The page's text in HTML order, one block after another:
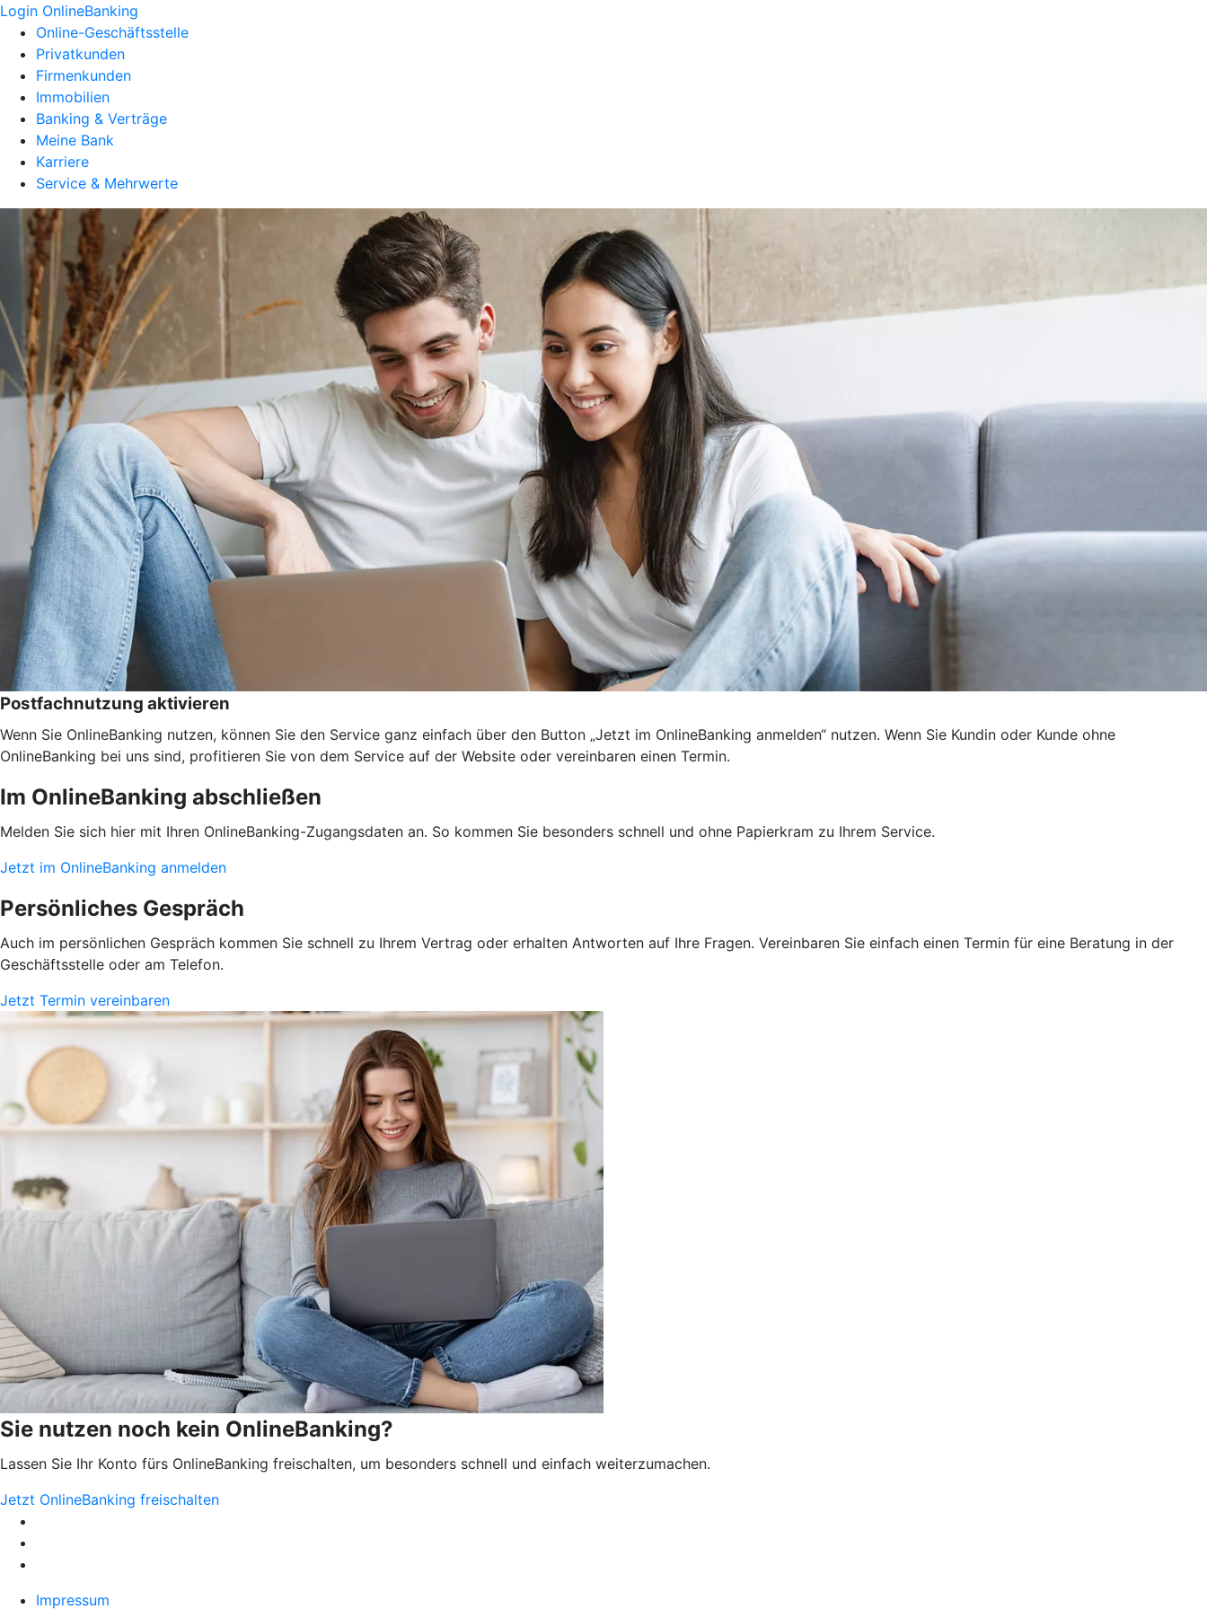
Login OnlineBanking
Online-Geschäftsstelle
Privatkunden
Firmenkunden
Immobilien
Banking & Verträge
Meine Bank
Karriere
Service & Mehrwerte
Postfachnutzung aktivieren
Wenn Sie OnlineBanking nutzen, können Sie den Service ganz einfach über den Button „Jetzt im OnlineBanking anmelden“ nutzen. Wenn Sie Kundin oder Kunde ohne
OnlineBanking bei uns sind, profitieren Sie von dem Service auf der Website oder vereinbaren einen Termin.
Im OnlineBanking abschließen
Melden Sie sich hier mit Ihren OnlineBanking-Zugangsdaten an. So kommen Sie besonders schnell und ohne Papierkram zu Ihrem Service.
Jetzt im OnlineBanking anmelden
Persönliches Gespräch
Auch im persönlichen Gespräch kommen Sie schnell zu Ihrem Vertrag oder erhalten Antworten auf Ihre Fragen. Vereinbaren Sie einfach einen Termin für eine Beratung in der
Geschäftsstelle oder am Telefon.
Jetzt Termin vereinbaren
Sie nutzen noch kein OnlineBanking?
Lassen Sie Ihr Konto fürs OnlineBanking freischalten, um besonders schnell und einfach weiterzumachen.
Jetzt OnlineBanking freischalten
Impressum